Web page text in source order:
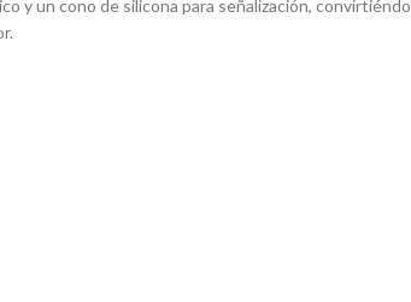
y un cono de silicona para señalización,